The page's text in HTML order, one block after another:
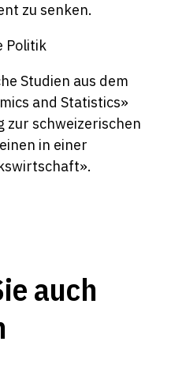
zu senken.
Politik
Studien aus dem
and Statistics»
zur schweizerischen
in einer
auch